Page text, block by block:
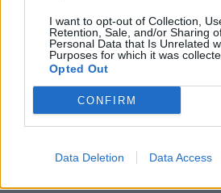
I want to opt-out of Collection,
Retention, Sale, and/or Sharing
Personal Data that Is Unrelated
Purposes for which it was
Opted Out
CONFIRM
Data Deletion Data Access
kit casalinghi di
Manchester
una vera moda),City
Supposto che resti, lashirt
questa; seconda maglia
a colori invertiti. Molto
nuova da trasferta del